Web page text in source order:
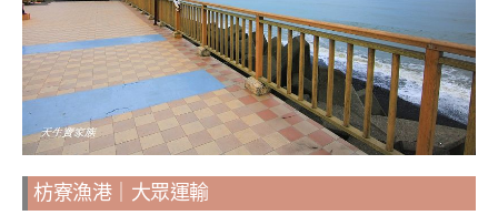
枋寮漁港｜大眾運輸